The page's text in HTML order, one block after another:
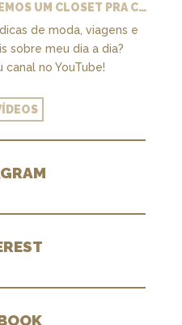
EP. 6: A SAGA DA CASA - TEMOS UM CLOSET PRA CHAMAR DE NOSSO + MARCENARIA E PAISAGISMO
de moda, viagens e
sobre meu dia a dia?
canal no YouTube!